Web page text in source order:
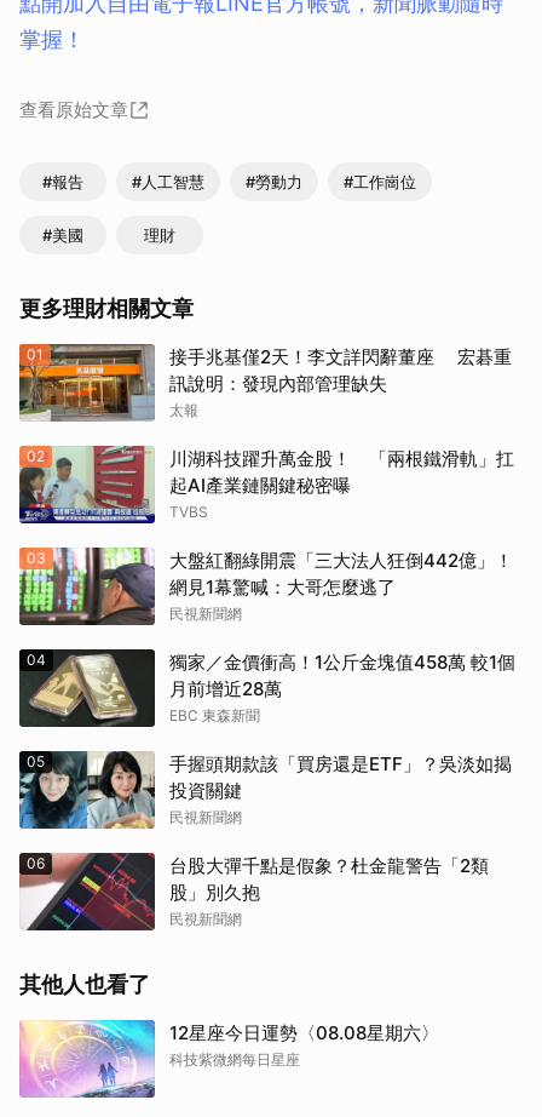
掌握！
查看原始文章
#報告 #人工智慧 #勞動力 #工作崗位
#美國 理財
更多理財相關文章
01
接手兆基僅2天！李文詳閃辭董座 宏碁重
訊說明：發現內部管理缺失
太報
02
川湖科技躍升萬金股！ 「兩根鐵滑軌」扛
起AI產業鏈關鍵秘密曝
TVBS
03
大盤紅翻綠開震「三大法人狂倒442億」！
網見1幕驚喊：大哥怎麼逃了
民視新聞網
04
獨家／金價衝高！1公斤金塊值458萬 較1個
月前增近28萬
EBC 東森新聞
05
手握頭期款該「買房還是ETF」？吳淡如揭
投資關鍵
民視新聞網
06
台股大彈千點是假象？杜金龍警告「2類
股」別久抱
民視新聞網
其他人也看了
12星座今日運勢〈08.08星期六〉
科技紫微網每日星座